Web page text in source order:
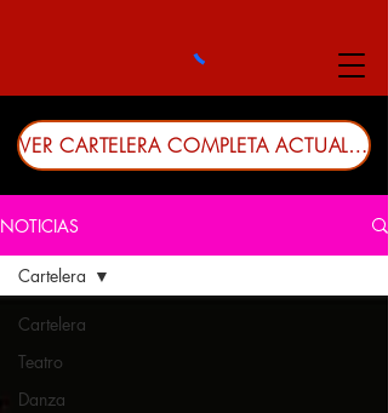
VER CARTELERA COMPLETA ACTUALIZADA
NOTICIAS
Cartelera
Teatro
Danza
Cartelera